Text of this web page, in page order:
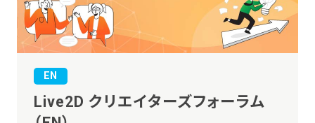
EN
Live2D クリエイターズフォーラム